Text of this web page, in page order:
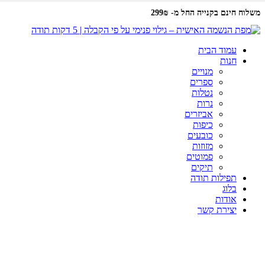
משלוח חינם בקנייה החל מ- 299₪
עמוד הבית
חנות
מנויים
ספרים
נטלות
נרות
אביזרים
כיפות
כובעים
מזוזות
פמוטים
תיקים
תפילות תודה
בלוג
אודות
יצירת קשר